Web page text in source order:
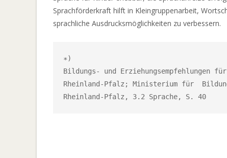
Sprachförderkraft hilft in Kleingruppenarbeit,
sprachliche Ausdrucksmöglichkeiten zu verbessern.
∗)
Bildungs- und Erziehungsempfehlungen
Rheinland-Pfalz; Ministerium für